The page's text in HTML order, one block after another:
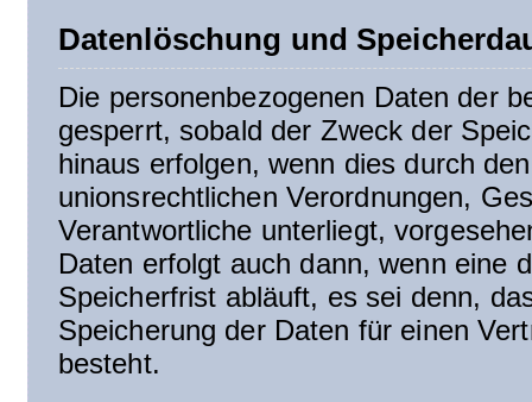
Datenlöschung und
Die personenbezogenen Daten der
gesperrt, sobald der Zweck der
hinaus erfolgen, wenn dies durch
unionsrechtlichen Verordnungen,
Verantwortliche unterliegt,
Daten erfolgt auch dann, wenn eine
Speicherfrist abläuft, es sei denn,
Speicherung der Daten für einen
besteht.